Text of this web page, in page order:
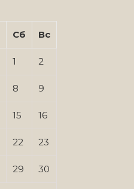
Сб Вс
1 2
8 9
15 16
22 23
29 30